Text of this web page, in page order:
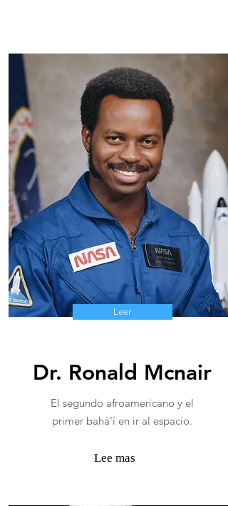
Leer
Dr. Ronald Mcnair
El segundo afroamericano y el
primer bahá'í en ir al espacio.
Lee mas